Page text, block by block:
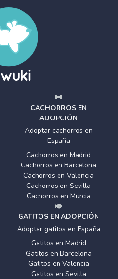
CACHORROS EN
ADOPCIÓN
Adoptar cachorros en
España
Cachorros en Madrid
Cachorros en Barcelona
Cachorros en Valencia
Cachorros en Sevilla
Cachorros en Murcia
GATITOS EN ADOPCIÓN
Adoptar gatitos en España
Gatitos en Madrid
Gatitos en Barcelona
Gatitos en Valencia
Gatitos en Sevilla